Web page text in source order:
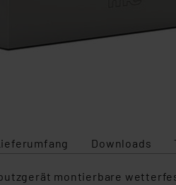
Downloads
montierbare